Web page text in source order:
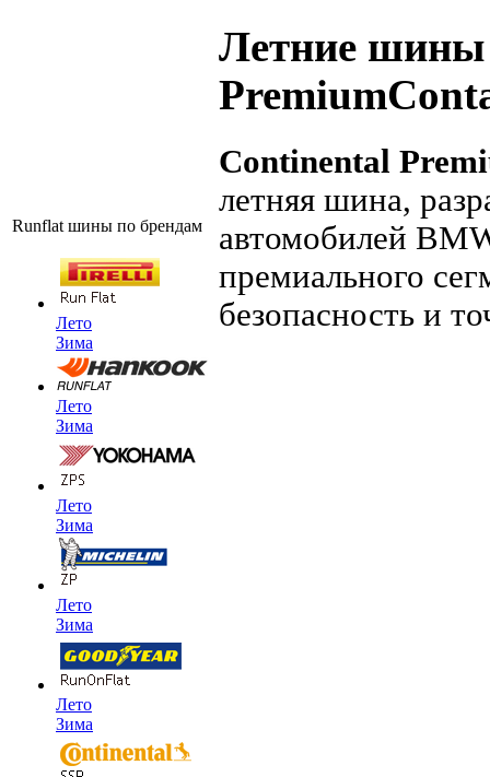
Runflat шины по брендам
Лето
Зима
Лето
Зима
Лето
Зима
Лето
Зима
Лето
Зима
Летние шины
Continental
летняя шина,
автомобилей
премиального
безопасность и